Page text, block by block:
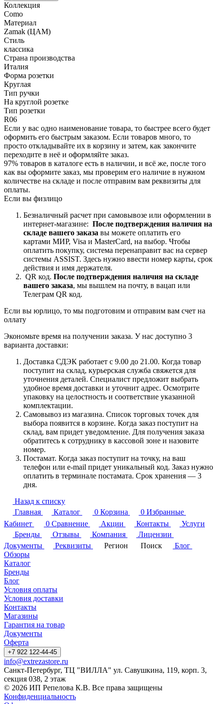
Коллекция
Como
Материал
Zamak (ЦАМ)
Стиль
классика
Страна производства
Италия
Форма розетки
Круглая
Тип ручки
На круглой розетке
Тип розетки
R06
Если у вас одно наименование товара, то быстрее всего будет
оформить его быстрым заказом. Если товаров много, то
просто откладывайте их в корзину и затем, как закончите
переходите в неё и оформляйте заказ.
97% товаров в каталоге есть в наличии, и всё же, после того
как вы оформите заказ, мы проверим его наличие в нужном
количестве на складе и после отправим вам реквизиты для
оплаты.
Если вы физлицо
Безналичный расчет при самовывозе или оформлении в
интернет-магазине: После подтверждения наличия на
складе вашего заказа вы можете оплатить его
картами МИР, Visa и MasterCard, на выбор. Чтобы
оплатить покупку, система перенаправит вас на сервер
системы ASSIST. Здесь нужно ввести номер карты, срок
действия и имя держателя.
QR код. После подтверждения наличия на складе
вашего заказа, мы вышлем на почту, в вацап или
Телеграм QR код.
Если вы юрлицо, то мы подготовим и отправим вам счет на
оллату
Экономьте время на получении заказа. У нас доступно 3
варианта доставки:
Доставка СДЭК работает с 9.00 до 21.00. Когда товар
поступит на склад, курьерская служба свяжется для
уточнения деталей. Специалист предложит выбрать
удобное время доставки и уточнит адрес. Осмотрите
упаковку на целостность и соответствие указанной
комплектации.
Самовывоз из магазина. Список торговых точек для
выбора появится в корзине. Когда заказ поступит на
склад, вам придет уведомление. Для получения заказа
обратитесь к сотруднику в кассовой зоне и назовите
номер.
Постамат. Когда заказ поступит на точку, на ваш
телефон или e-mail придет уникальный код. Заказ нужно
оплатить в терминале постамата. Срок хранения — 3
дня.
Назад к списку
Главная
Каталог 0 Корзина 0 Избранные
Кабинет
0 Сравнение Акции Контакты
Услуги
Бренды
Отзывы Компания
Лицензии
Документы
Реквизиты Регион Поиск
Блог
Обзоры
Каталог
Бренды
Блог
Условия оплаты
Условия доставки
Контакты
Магазины
Гарантия на товар
Документы
Оферта
+7 922 122-44-45
info@extrezastore.ru
Санкт-Петербург, ТЦ "ВИЛЛА" ул. Савушкина, 119, корп. 3,
секция 038, 2 этаж
© 2026 ИП Репелова К.В. Все права защищены
Конфиденциальность